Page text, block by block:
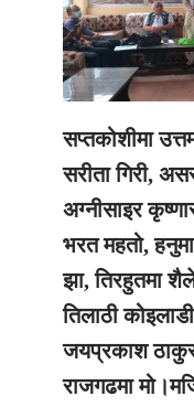
सप्तकोशीमा
सरीता गिरी,
अग्नीसाइर
भरत महतो,
झा, तिरहुतमा
तिलाठी
जयप्रकाश ठाकुर,
राजगढमा